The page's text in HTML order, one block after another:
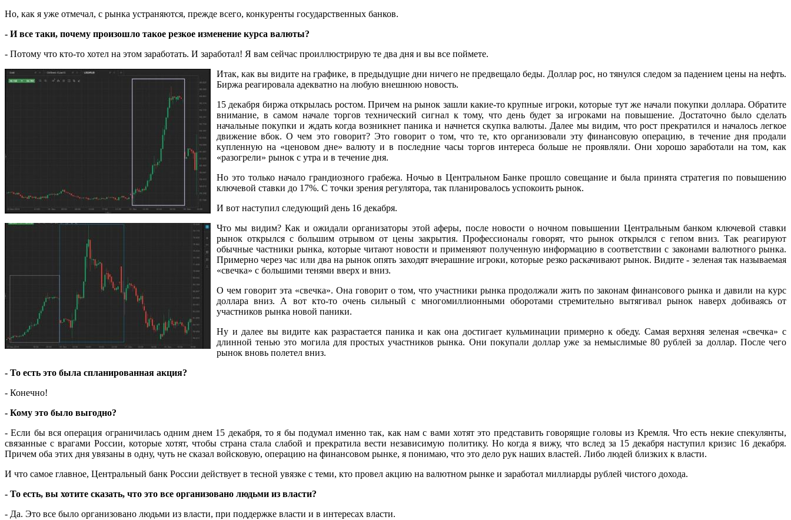
Но, как я уже отмечал, с рынка устраняются, прежде всего, конкуренты государственных банков.
- И все таки, почему произошло такое резкое изменение курса валюты?
- Потому что кто-то хотел на этом заработать. И заработал! Я вам сейчас проиллюстрирую те два дня и вы все поймете.
Итак, как вы видите на графике, в предыдущие дни ничего не предвещало беды. Доллар рос, но тянулся следом за падением цены на нефть.
Биржа реагировала адекватно на любую внешнюю новость.
15 декабря биржа открылась ростом. Причем на рынок зашли какие-то крупные игроки, которые тут же начали покупки доллара. Обратите
внимание, в самом начале торгов технический сигнал к тому, что день будет за игроками на повышение. Достаточно было сделать
начальные покупки и ждать когда возникнет паника и начнется скупка валюты. Далее мы видим, что рост прекратился и началось легкое
движение вбок. О чем это говорит? Это говорит о том, что те, кто организовали эту финансовую операцию, в течение дня продали
купленную на «ценовом дне» валюту и в последние часы торгов интереса больше не проявляли. Они хорошо заработали на том, как
«разогрели» рынок с утра и в течение дня.
Но это только начало грандиозного грабежа. Ночью в Центральном Банке прошло совещание и была принята стратегия по повышению
ключевой ставки до 17%. С точки зрения регулятора, так планировалось успокоить рынок.
И вот наступил следующий день 16 декабря.
Что мы видим? Как и ожидали организаторы этой аферы, после новости о ночном повышении Центральным банком ключевой ставки
рынок открылся с большим отрывом от цены закрытия. Профессионалы говорят, что рынок открылся с гепом вниз. Так реагируют
обычные частники рынка, которые читают новости и применяют полученную информацию в соответствии с законами валютного рынка.
Примерно через час или два на рынок опять заходят вчерашние игроки, которые резко раскачивают рынок. Видите - зеленая так называемая
«свечка» с большими тенями вверх и вниз.
О чем говорит эта «свечка». Она говорит о том, что участники рынка продолжали жить по законам финансового рынка и давили на курс
доллара вниз. А вот кто-то очень сильный с многомиллионными оборотами стремительно вытягивал рынок наверх добиваясь от
участников рынка новой паники.
Ну и далее вы видите как разрастается паника и как она достигает кульминации примерно к обеду. Самая верхняя зеленая «свечка» с
длинной тенью это могила для простых участников рынка. Они покупали доллар уже за немыслимые 80 рублей за доллар. После чего
рынок вновь полетел вниз.
- То есть это была спланированная акция?
- Конечно!
- Кому это было выгодно?
- Если бы вся операция ограничилась одним днем 15 декабря, то я бы подумал именно так, как нам с вами хотят это представить говорящие головы из Кремля. Что есть некие спекулянты,
связанные с врагами России, которые хотят, чтобы страна стала слабой и прекратила вести независимую политику. Но когда я вижу, что вслед за 15 декабря наступил кризис 16 декабря.
Причем оба этих дня увязаны в одну, чуть не сказал войсковую, операцию на финансовом рынке, я понимаю, что это дело рук наших властей. Либо людей близких к власти.
И что самое главное, Центральный банк России действует в тесной увязке с теми, кто провел акцию на валютном рынке и заработал миллиарды рублей чистого дохода.
- То есть, вы хотите сказать, что это все организовано людьми из власти?
- Да. Это все было организовано людьми из власти, при поддержке власти и в интересах власти.